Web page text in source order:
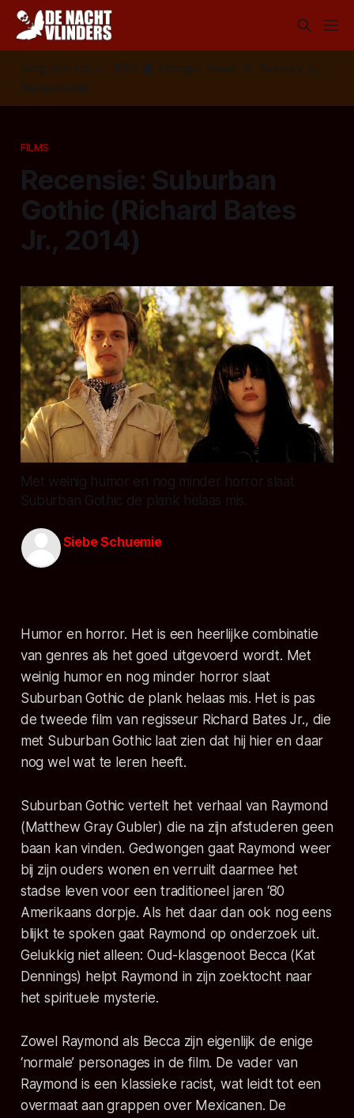
Volg ons op: 📣 RSS 📰 Google News 🦋 Bluesky
✉️
Nieuwsbrief
FILMS
Recensie: Suburban
Gothic (Richard Bates
Jr., 2014)
Met weinig humor en nog minder horror slaat
Suburban Gothic de plank helaas mis.
Siebe Schuemie
Humor en horror. Het is een heerlijke combinatie
van genres als het goed uitgevoerd wordt. Met
weinig humor en nog minder horror slaat
Suburban Gothic de plank helaas mis. Het is pas
de tweede film van regisseur Richard Bates Jr., die
met Suburban Gothic laat zien dat hij hier en daar
nog wel wat te leren heeft.
Suburban Gothic vertelt het verhaal van Raymond
(Matthew Gray Gubler) die na zijn afstuderen geen
baan kan vinden. Gedwongen gaat Raymond weer
bij zijn ouders wonen en verruilt daarmee het
stadse leven voor een traditioneel jaren ‘80
Amerikaans dorpje. Als het daar dan ook nog eens
blijkt te spoken gaat Raymond op onderzoek uit.
Gelukkig niet alleen: Oud-klasgenoot Becca (Kat
Dennings) helpt Raymond in zijn zoektocht naar
het spirituele mysterie.
Zowel Raymond als Becca zijn eigenlijk de enige
‘normale’ personages in de film. De vader van
Raymond is een klassieke racist, wat leidt tot een
overmaat aan grappen over Mexicanen. De